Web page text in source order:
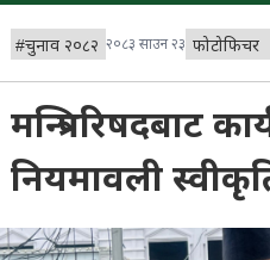
#चुनाव २०८२ २०८३ साउन २३ फोटोफिचर
मन्त्रिपरिषदबाट
नियमावली